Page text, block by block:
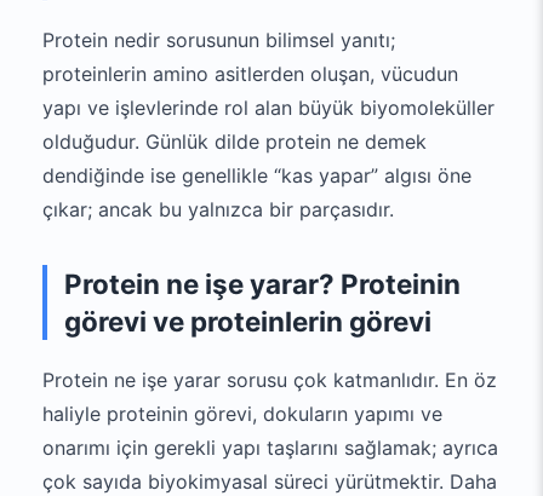
Protein nedir sorusunun bilimsel yanıtı;
proteinlerin amino asitlerden oluşan, vücudun
yapı ve işlevlerinde rol alan büyük biyomoleküller
olduğudur. Günlük dilde protein ne demek
dendiğinde ise genellikle “kas yapar” algısı öne
çıkar; ancak bu yalnızca bir parçasıdır.
Protein ne işe yarar? Proteinin
görevi ve proteinlerin görevi
Protein ne işe yarar sorusu çok katmanlıdır. En öz
haliyle proteinin görevi, dokuların yapımı ve
onarımı için gerekli yapı taşlarını sağlamak; ayrıca
çok sayıda biyokimyasal süreci yürütmektir. Daha